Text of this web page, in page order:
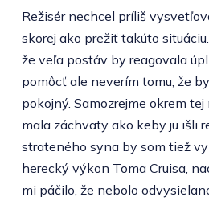
Režisér nechcel príliš
skorej ako prežiť takúto
že veľa postáv by reagovala
pomôcť ale neverím tomu, že
pokojný. Samozrejme okrem
mala záchvaty ako keby ju išli
strateného syna by som tiež
herecký výkon Toma Cruisa,
mi páčilo, že nebolo